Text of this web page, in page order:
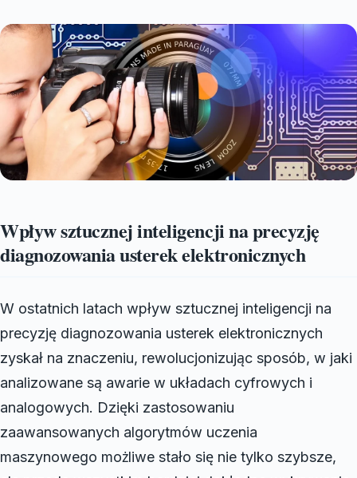
Wpływ sztucznej inteligencji na precyzję
diagnozowania usterek elektronicznych
W ostatnich latach wpływ sztucznej inteligencji na
precyzję diagnozowania usterek elektronicznych
zyskał na znaczeniu, rewolucjonizując sposób, w jaki
analizowane są awarie w układach cyfrowych i
analogowych. Dzięki zastosowaniu
zaawansowanych algorytmów uczenia
maszynowego możliwe stało się nie tylko szybsze,